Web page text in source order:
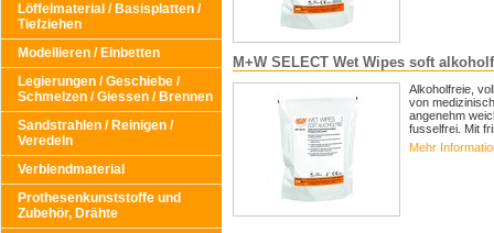
Löffelmaterial / Basisplatten /
Tiefziehen
Modellieren / Einbetten
Legierungen / Geschiebe /
Schmelzen / Giessen / Brennen
Sandstrahlen / Reinigen /
Veredeln
Verblendmaterial
Prothesenkunststoffe und
Zubehör, Drähte
M+W SELECT Wet Wipes soft
Alkoholfreie,
von
angenehm
fusselfrei. Mit
Mehr